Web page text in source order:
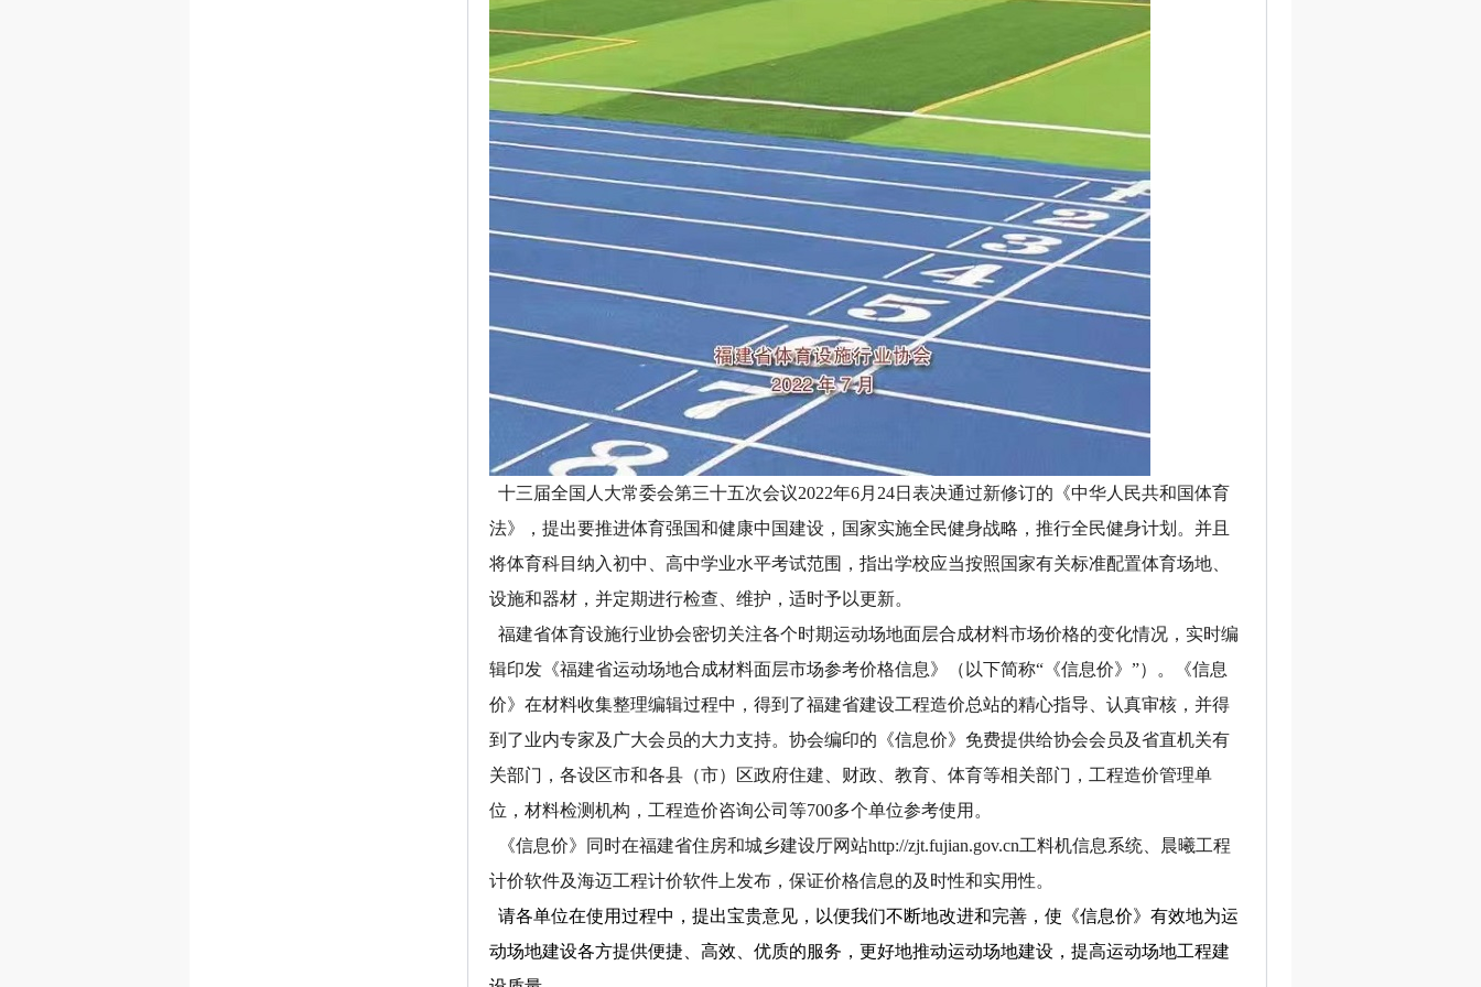
十三届全国人大常委会第三十五次会议2022年6月24日表决通过新修订的《中华人民共和国体育
法》，提出要推进体育强国和健康中国建设，国家实施全民健身战略，推行全民健身计划。并且
将体育科目纳入初中、高中学业水平考试范围，指出学校应当按照国家有关标准配置体育场地、
设施和器材，并定期进行检查、维护，适时予以更新。
福建省体育设施行业协会密切关注各个时期运动场地面层合成材料市场价格的变化情况，实时编
辑印发《福建省运动场地合成材料面层市场参考价格信息》（以下简称“《信息价》”）。《信息
价》在材料收集整理编辑过程中，得到了福建省建设工程造价总站的精心指导、认真审核，并得
到了业内专家及广大会员的大力支持。协会编印的《信息价》免费提供给协会会员及省直机关有
关部门，各设区市和各县（市）区政府住建、财政、教育、体育等相关部门，工程造价管理单
位，材料检测机构，工程造价咨询公司等700多个单位参考使用。
《信息价》同时在福建省住房和城乡建设厅网站http://zjt.fujian.gov.cn工料机信息系统、晨曦工程
计价软件及海迈工程计价软件上发布，保证价格信息的及时性和实用性。
请各单位在使用过程中，提出宝贵意见，以便我们不断地改进和完善，使《信息价》有效地为运
动场地建设各方提供便捷、高效、优质的服务，更好地推动运动场地建设，提高运动场地工程建